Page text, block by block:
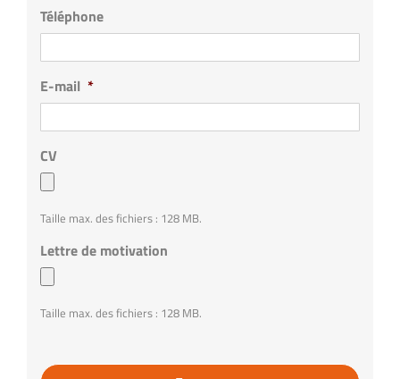
Téléphone
E-mail *
CV
Taille max. des fichiers : 128 MB.
Lettre de motivation
Taille max. des fichiers : 128 MB.